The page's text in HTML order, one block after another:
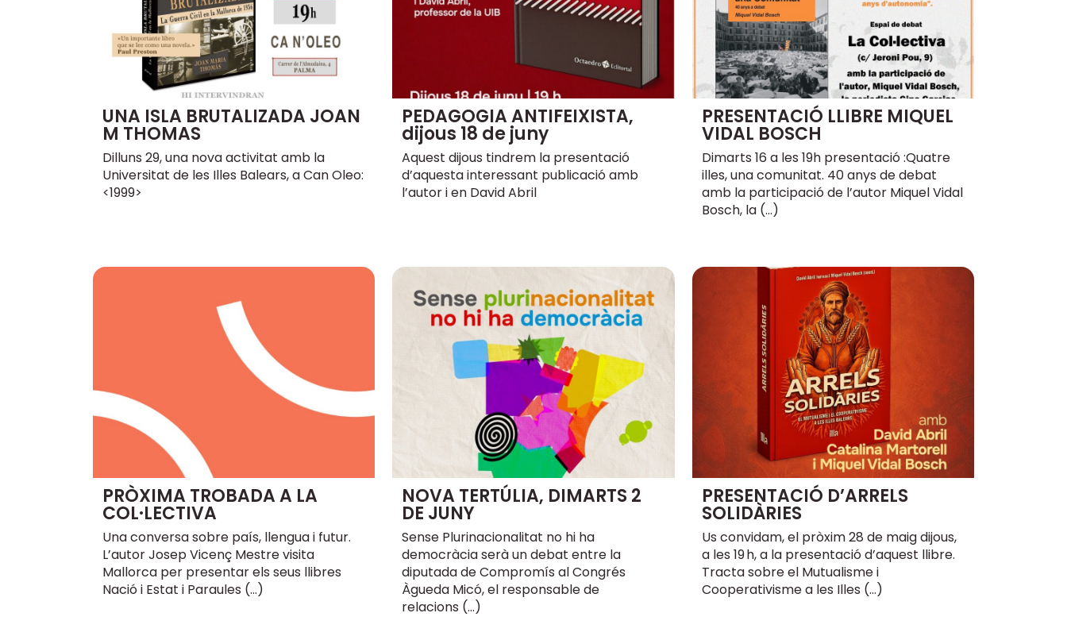
UNA ISLA BRUTALIZADA JOAN
M THOMAS
Dilluns 29, una nova activitat amb la
Universitat de les Illes Balears, a Can Oleo:
<1999>
PEDAGOGIA ANTIFEIXISTA,
dijous 18 de juny
Aquest dijous tindrem la presentació
d’aquesta interessant publicació amb
l’autor i en David Abril
PRESENTACIÓ LLIBRE MIQUEL
VIDAL BOSCH
Dimarts 16 a les 19h presentació :Quatre
illes, una comunitat. 40 anys de debat
amb la participació de l’autor Miquel Vidal
Bosch, la (…)
PRÒXIMA TROBADA A LA
COL·LECTIVA
Una conversa sobre país, llengua i futur.
L’autor Josep Vicenç Mestre visita
Mallorca per presentar els seus llibres
Nació i Estat i Paraules (…)
NOVA TERTÚLIA, DIMARTS 2
DE JUNY
Sense Plurinacionalitat no hi ha
democràcia serà un debat entre la
diputada de Compromís al Congrés
Àgueda Micó, el responsable de
relacions (…)
PRESENTACIÓ D’ARRELS
SOLIDÀRIES
Us convidam, el pròxim 28 de maig dijous,
a les 19 h, a la presentació d’aquest llibre.
Tracta sobre el Mutualisme i
Cooperativisme a les Illes (…)